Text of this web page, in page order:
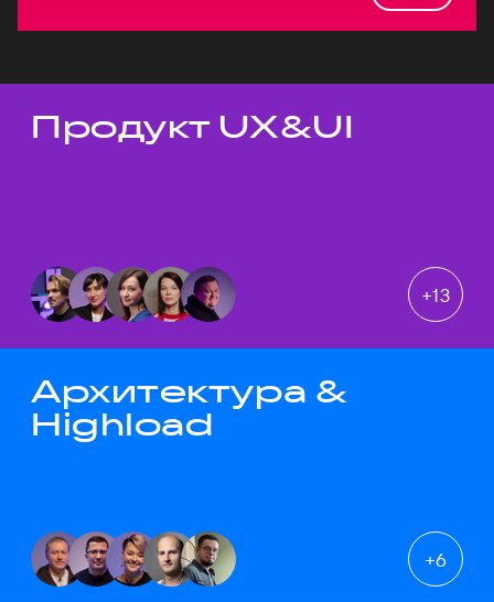
Темы докладов
Продукт UX&UI
+13
Архитектура &
Highload
+6